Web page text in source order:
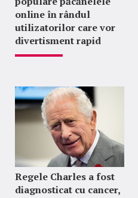
online în rândul
utilizatorilor care vor
divertisment rapid
Regele Charles a fost
diagnosticat cu cancer,